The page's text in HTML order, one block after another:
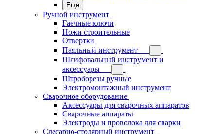
Еще
Ручной инструмент
Гаечные ключи
Ножи строительные
Отвертки
Паяльный инструмент
Шлифовальный инструмент и
аксессуары
Штроборезы ручные
Электромонтажный инструмент
Сварочное оборудование
Аксессуары для сварочных аппаратов
Сварочные аппараты
Электроды и проволока для сварки
Слесарно-столярный инструмент